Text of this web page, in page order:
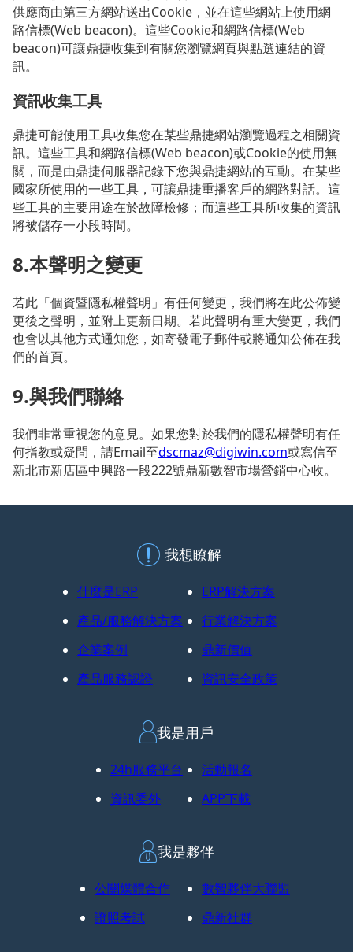
供應商由第三方網站送出Cookie，並在這些網站上使用網
路信標(Web beacon)。這些Cookie和網路信標(Web
beacon)可讓鼎捷收集到有關您瀏覽網頁與點選連結的資
訊。
資訊收集工具
鼎捷可能使用工具收集您在某些鼎捷網站瀏覽過程之相關資
訊。這些工具和網路信標(Web beacon)或Cookie的使用無
關，而是由鼎捷伺服器記錄下您與鼎捷網站的互動。在某些
國家所使用的一些工具，可讓鼎捷重播客戶的網路對話。這
些工具的主要用途在於故障檢修；而這些工具所收集的資訊
將被儲存一小段時間。
8.本聲明之變更
若此「個資暨隱私權聲明」有任何變更，我們將在此公佈變
更後之聲明，並附上更新日期。若此聲明有重大變更，我們
也會以其他方式通知您，如寄發電子郵件或將通知公佈在我
們的首頁。
9.與我們聯絡
我們非常重視您的意見。如果您對於我們的隱私權聲明有任
何指教或疑問，請Email至dscmaz@digiwin.com或寫信至
新北市新店區中興路一段222號鼎新數智市場營銷中心收。
我想瞭解
什麼是ERP
ERP解決方案
產品/服務解決方案
行業解決方案
企業案例
鼎新價值
產品服務認證
資訊安全政策
我是用戶
24h服務平台
活動報名
資訊委外
APP下載
我是夥伴
公關媒體合作
數智夥伴大聯盟
證照考試
鼎新社群